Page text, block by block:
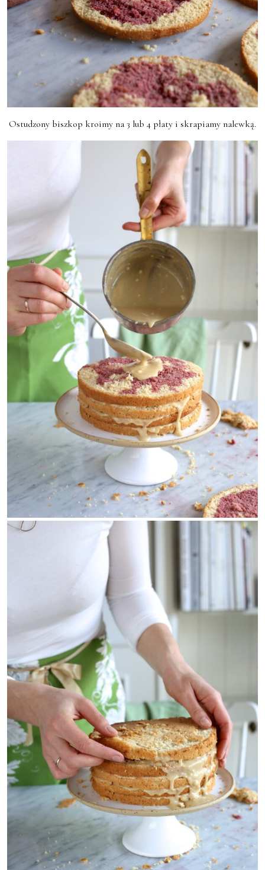
Ostudzony biszkop kroimy na 3 lub 4 płaty i skrapiamy nalewką.